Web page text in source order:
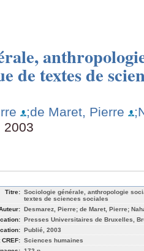
de textes de
;de Maret, Pierre
2003
Titre: Sociologie générale, anthropologie
textes de sciences sociales
Desmarez, Pierre; de Maret, Pierre;
Presses Universitaires de Bruxelles,
Publié, 2003
Sciences humaines